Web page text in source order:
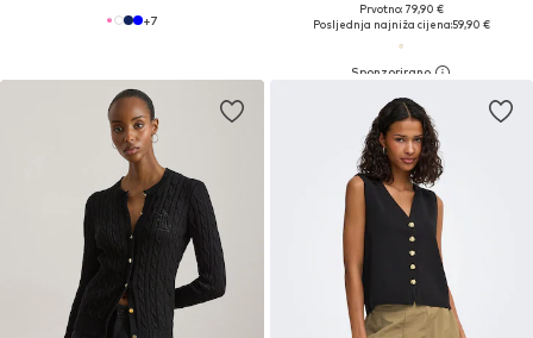
+7
Prvotno: 79,90 €
Posljednja najniža cijena:59,90 €